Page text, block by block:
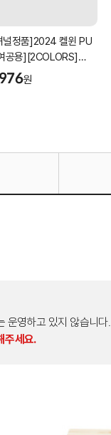
널정품]2024 켈윈 PU
공용][2COLORS]
원
영하고 있지 않습니다.
주세요.